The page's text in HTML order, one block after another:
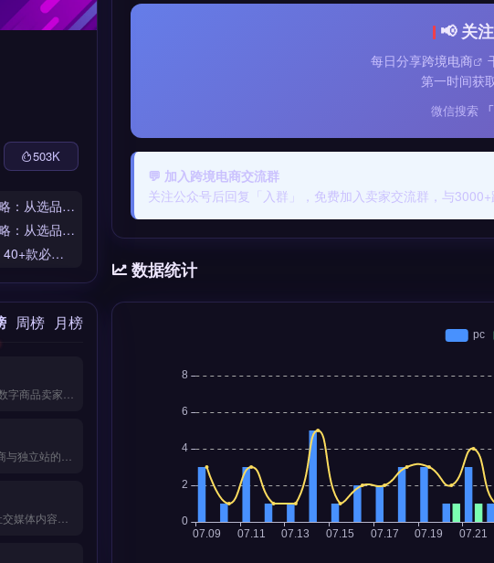
📢 关
每日分享跨境电商
第一时间获
微信搜索
💬 加入跨境电商交流群
关注公众号后回复「入群」，免费加入卖家交流群，与
数据统计
503K
的完整工具链
的完整工具链
全链路解析
周榜 月榜